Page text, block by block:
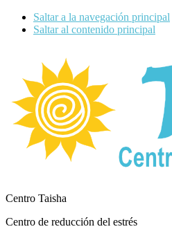
Saltar a la navegación principal
Saltar al contenido principal
Centro Taisha
Centro de reducción del estrés